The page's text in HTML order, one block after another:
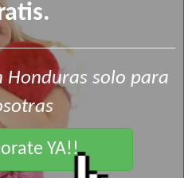
Honduras solo para
YA!!